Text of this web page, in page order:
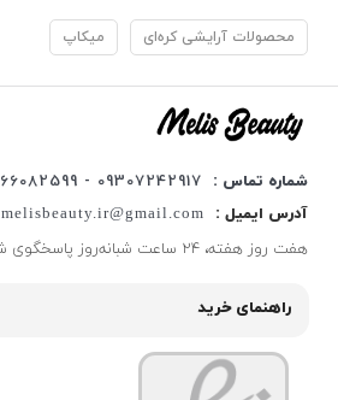
محصولات آرایشی کره‌ای میکاپ
شماره تماس :
09307242917 - 02166082599
آدرس ایمیل :
melisbeauty.ir@gmail.com
هفت روز هفته، ۲۴ ساعت شبانه‌روز پاسخگوی شما هستیم.
راهنمای خرید